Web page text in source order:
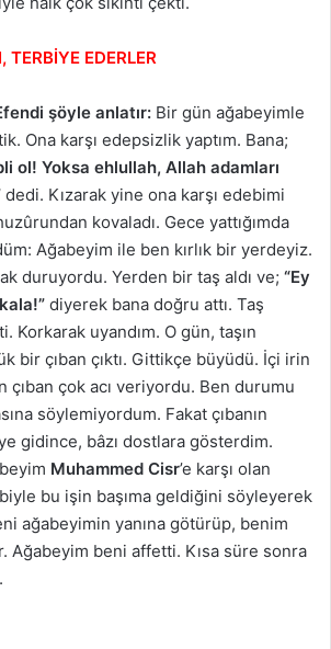
EDERLER
şöyle anlatır: Bir gün ağabeyimle
Ona karşı edepsizlik yaptım. Bana;
ol! Yoksa ehlullah, Allah adamları
dedi. Kızarak yine ona karşı edebimi
kovaladı. Gece yattığımda
Ağabeyim ile ben kırlık bir yerdeyiz.
duruyordu. Yerden bir taş aldı ve; “Ey
diyerek bana doğru attı. Taş
Korkarak uyandım. O gün, taşın
bir çıban çıktı. Gittikçe büyüdü. İçi irin
çıban çok acı veriyordu. Ben durumu
söylemiyordum. Fakat çıbanın
gidince, bâzı dostlara gösterdim.
Muhammed Cisr’e karşı olan
bu işin başıma geldiğini söyleyerek
ağabeyimin yanına götürüp, benim
Ağabeyim beni affetti. Kısa süre sonra